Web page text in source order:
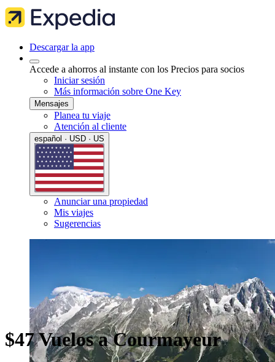
Descargar la app
Accede a ahorros al instante con los Precios para socios
Iniciar sesión
Más información sobre One Key
Mensajes
Planea tu viaje
Atención al cliente
español · USD · US
Anunciar una propiedad
Mis viajes
Sugerencias
$47 Vuelos a Courmayeur